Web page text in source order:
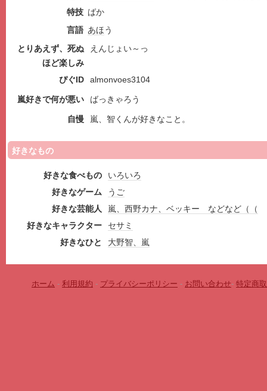
特技 ばか
言語 あほう
とりあえず、死ぬ
ほど楽しみ
えんじょい～っ
ぴぐID almonvoes3104
嵐好きで何が悪い ばっきゃろう
自慢 嵐、智くんが好きなこと。
好きなもの
好きな食べもの
いろいろ
好きなゲーム
うご
好きな芸能人
嵐、西野カナ、ベッキー などなど（（
好きなキャラクター
セサミ
好きなひと
大野智、嵐
ホーム - 利用規約 - プライバシーポリシー - お問い合わせ- 特定商